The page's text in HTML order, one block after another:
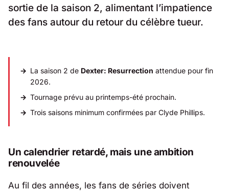
sortie de la saison 2, alimentant l’impatience
des fans autour du retour du célèbre tueur.
La saison 2 de Dexter: Resurrection attendue pour fin
2026.
Tournage prévu au printemps-été prochain.
Trois saisons minimum confirmées par Clyde Phillips.
Un calendrier retardé, mais une ambition
renouvelée
Au fil des années, les fans de séries doivent